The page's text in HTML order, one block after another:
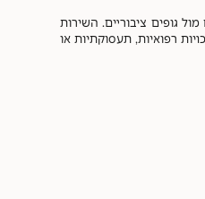
גופים ציבוריים. השירות
רפואיות, תעסוקתיות או